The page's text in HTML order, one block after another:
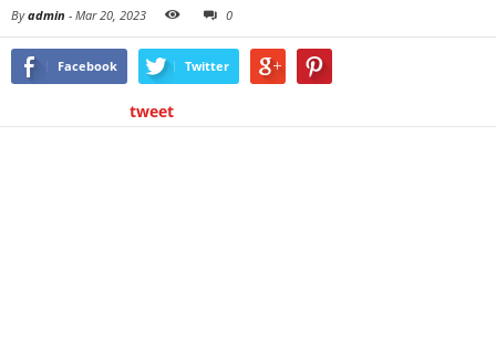
Byadmin - Mar 20, 2023 0
Facebook Twitter
tweet